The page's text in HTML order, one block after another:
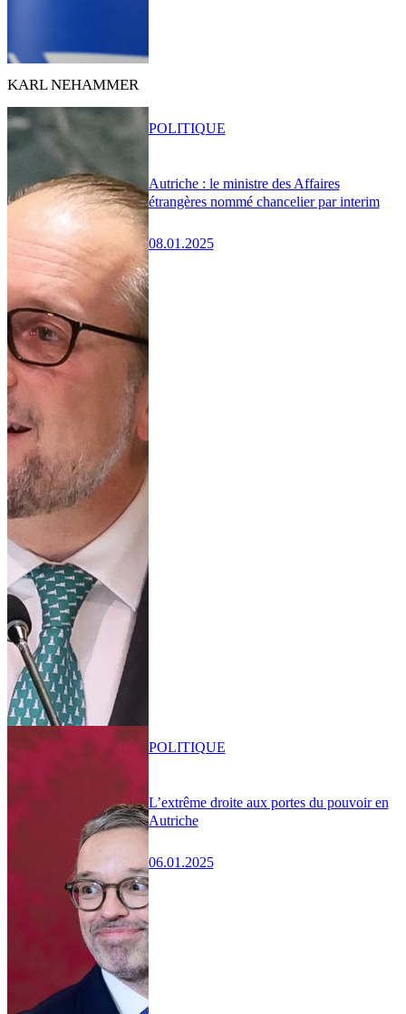
KARL NEHAMMER
Autriche : le ministre des Affaires
étrangères nommé chancelier par interim
08.01.2025
POLITIQUE
L’extrême droite aux portes du pouvoir en
Autriche
06.01.2025
POLITIQUE